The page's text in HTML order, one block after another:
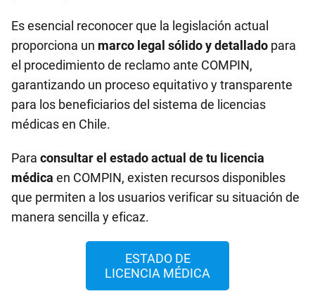
Es esencial reconocer que la legislación actual
proporciona un marco legal sólido y detallado para
el procedimiento de reclamo ante COMPIN,
garantizando un proceso equitativo y transparente
para los beneficiarios del sistema de licencias
médicas en Chile.
Para consultar el estado actual de tu licencia
médica en COMPIN, existen recursos disponibles
que permiten a los usuarios verificar su situación de
manera sencilla y eficaz.
ESTADO DE
LICENCIA MÉDICA